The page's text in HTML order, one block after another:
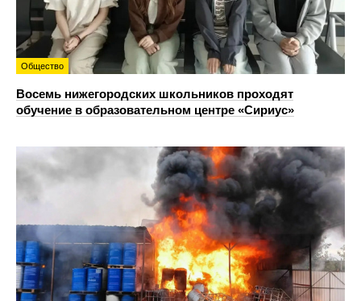
Общество
Восемь нижегородских школьников проходят
обучение в образовательном центре «Сириус»